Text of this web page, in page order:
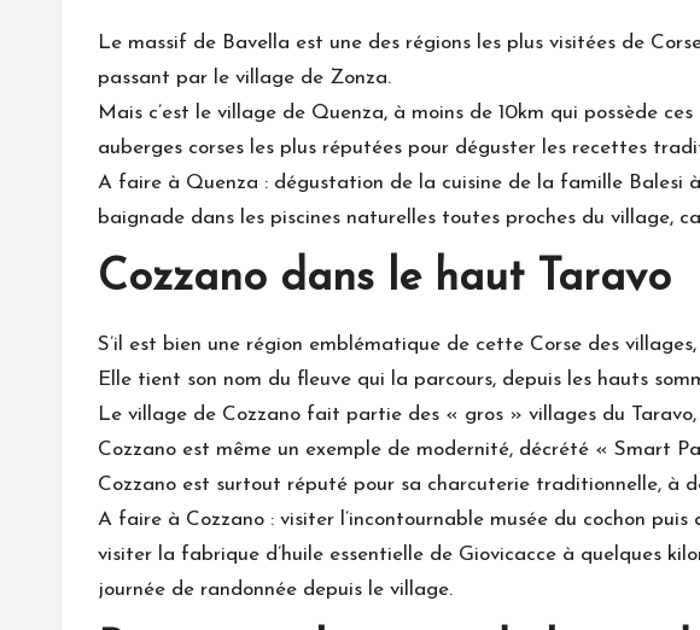
Le massif de Bavella est une des régions les plus visitées de
passant par le village de Zonza.
Mais c’est le village de Quenza, à moins de 10km qui possède
auberges corses les plus réputées pour déguster les recettes
A faire à Quenza : dégustation de la cuisine de la famille Balesi
baignade dans les piscines naturelles toutes proches du village,
Cozzano dans le haut Taravo
S’il est bien une région emblématique de cette Corse des
Elle tient son nom du fleuve qui la parcours, depuis les hauts
Le village de Cozzano fait partie des « gros » villages du
Cozzano est même un exemple de modernité, décrété « Smart
Cozzano est surtout réputé pour sa charcuterie traditionnelle, à
A faire à Cozzano : visiter l’incontournable musée du cochon
visiter la fabrique d’huile essentielle de Giovicacce à quelques
journée de randonnée depuis le village.